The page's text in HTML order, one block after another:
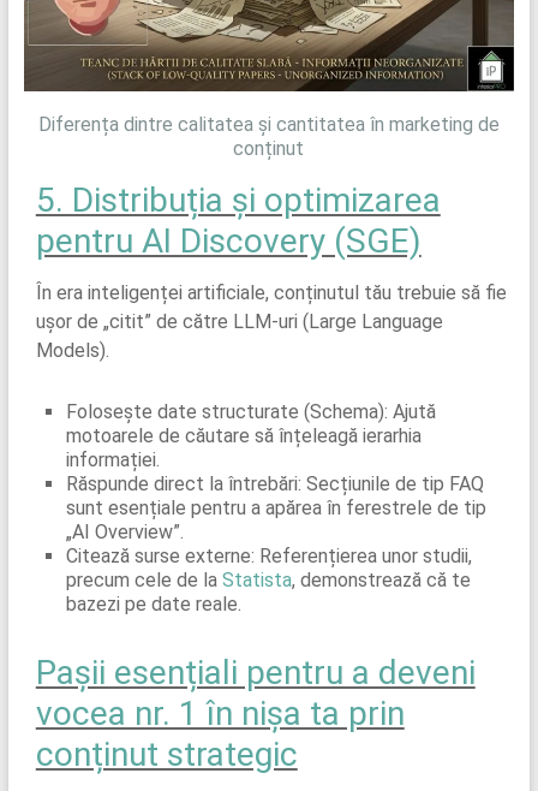
Diferența dintre calitatea și cantitatea în marketing de
conținut
5. Distribuția și optimizarea
pentru AI Discovery (SGE)
În era inteligenței artificiale, conținutul tău trebuie să fie
ușor de „citit” de către LLM-uri (Large Language
Models).
Folosește date structurate (Schema): Ajută
motoarele de căutare să înțeleagă ierarhia
informației.
Răspunde direct la întrebări: Secțiunile de tip FAQ
sunt esențiale pentru a apărea în ferestrele de tip
„AI Overview”.
Citează surse externe: Referențierea unor studii,
precum cele de la Statista, demonstrează că te
bazezi pe date reale.
Pașii esențiali pentru a deveni
vocea nr. 1 în nișa ta prin
conținut strategic